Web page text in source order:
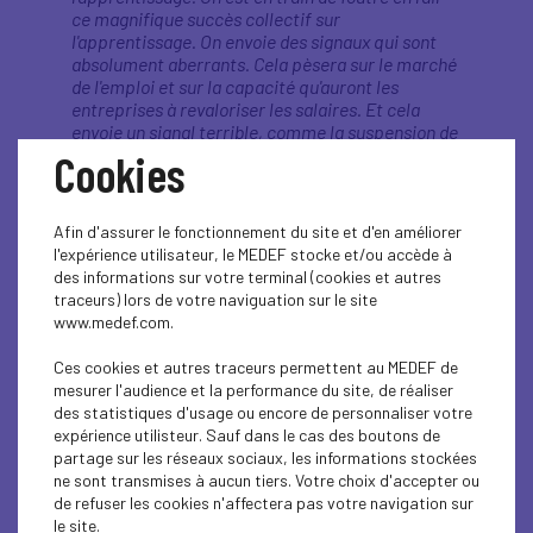
ce magnifique succès collectif sur
l'apprentissage. On envoie des signaux qui sont
absolument aberrants. Cela pèsera sur le marché
de l'emploi et sur la capacité qu'auront les
entreprises à revaloriser les salaires. Et cela
envoie un signal terrible, comme la suspension de
la réforme des retraites, à savoir, on peut se
permettre de ne pas travailler plus dans ce pays.
»
Sur la situation politique
«Je crois crois qu'il y a un rapport de force qui
s'est instauré, qui est très défavorable non pas au
Premier ministre lui-même, mais au pays. On va
soutenir leurs entreprises. Ils sont en train, de
manière très réactive, de manière très
déterminée, de remuscler leur économie, parce
qu'eux prennent en compte la situation
économique, et notamment cette concurrence
très agressive, à certains égards, déloyale de la
Chine.»
Cookies
Afin d'assurer le fonctionnement du site et d'en améliorer
l'expérience utilisateur, le MEDEF stocke et/ou accède à
des informations sur votre terminal (cookies et autres
traceurs) lors de votre naviguation sur le site
www.medef.com.
Ces cookies et autres traceurs permettent au MEDEF de
mesurer l'audience et la performance du site, de réaliser
des statistiques d'usage ou encore de personnaliser votre
expérience utilisteur. Sauf dans le cas des boutons de
partage sur les réseaux sociaux, les informations stockées
ne sont transmises à aucun tiers. Votre choix d'accepter ou
de refuser les cookies n'affectera pas votre navigation sur
le site.